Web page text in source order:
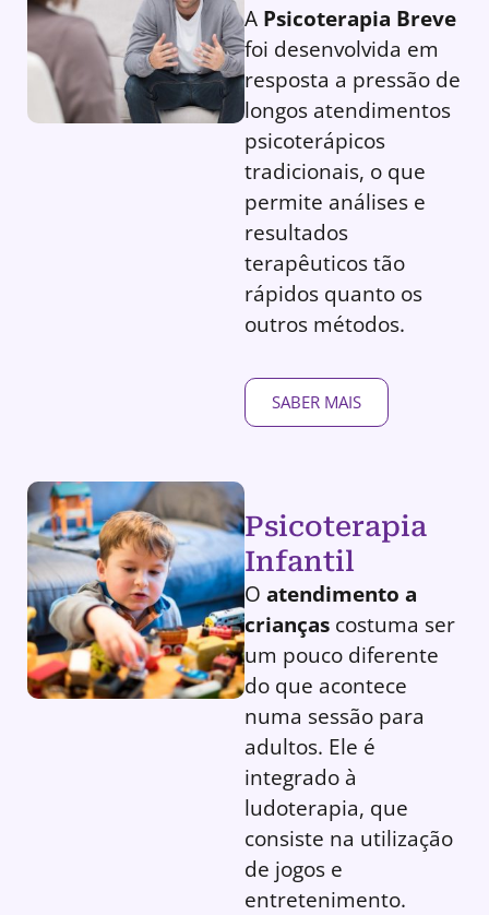
A Psicoterapia Breve
foi desenvolvida em
resposta a pressão de
longos atendimentos
psicoterápicos
tradicionais, o que
permite análises e
resultados
terapêuticos tão
rápidos quanto os
outros métodos.
SABER MAIS
Psicoterapia
Infantil
O atendimento a
crianças costuma ser
um pouco diferente
do que acontece
numa sessão para
adultos. Ele é
integrado à
ludoterapia, que
consiste na utilização
de jogos e
entretenimento.